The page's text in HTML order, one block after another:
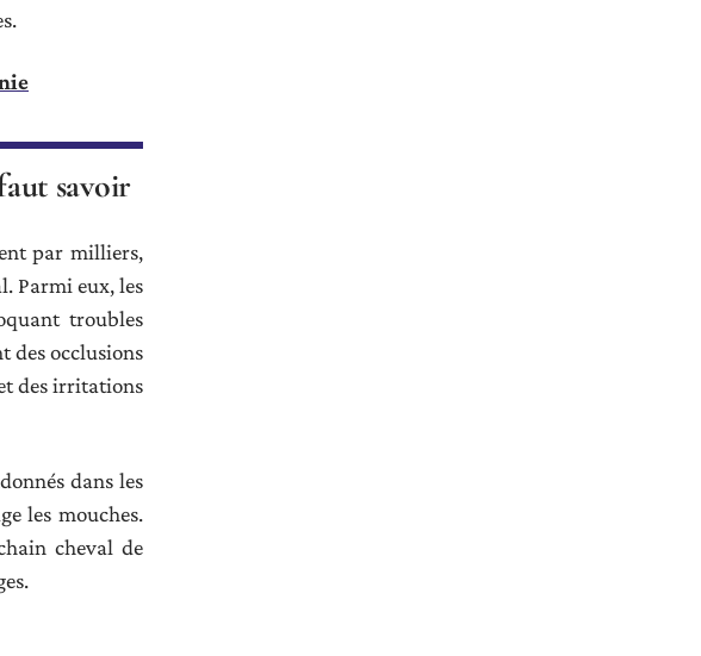
savoir
par milliers,
Parmi eux, les
troubles
des occlusions
des irritations
dans les
les mouches.
cheval de